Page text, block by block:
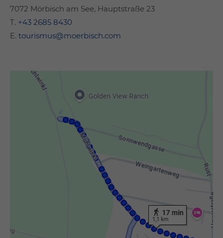
7072 Mörbisch am See, Hauptstraße 23
T. +43 2685 8430
E. tourismus@moerbisch.com